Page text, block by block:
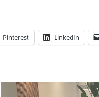
Jingle NIEUW
Omroepbanden
Uitvinding
jinglecassette
Pinterest LinkedIn